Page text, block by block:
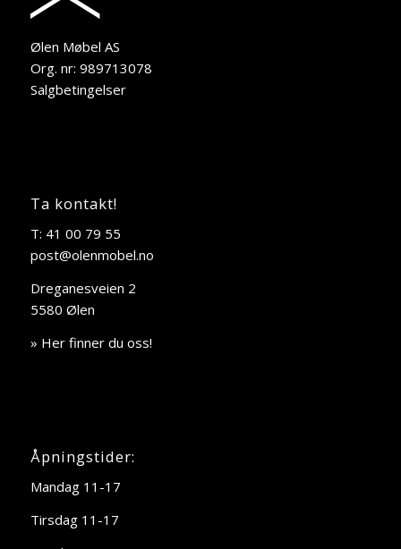
Ølen Møbel AS
Org. nr: 989713078
Salgbetingelser
Ta kontakt!
T: 41 00 79 55
post@olenmobel.no
Dreganesveien 2
5580 Ølen
» Her finner du oss!
Åpningstider:
Mandag 11-17
Tirsdag 11-17